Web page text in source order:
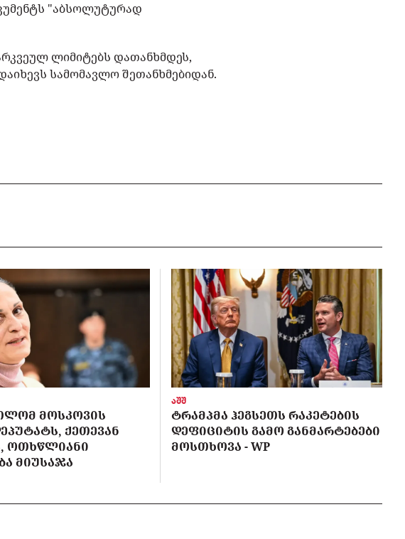
"აბსოლუტურად
ლიმიტებს დათანხმდეს,
სამომავლო შეთანხმებიდან.
ᲛᲝᲡᲙᲝᲕᲘᲡ
ᲥᲔᲗᲔᲕᲐᲜ
ᲝᲗᲮᲬᲚᲘᲐᲜᲘ
ᲛᲘᲣᲡᲐᲯᲐ
აშშ
ᲢᲠᲐᲛᲞᲛᲐ ᲰᲔᲒᲡᲔᲗᲡ ᲠᲐᲙᲔᲢᲔᲑᲘᲡ
ᲓᲔᲤᲘᲪᲘᲢᲘᲡ ᲒᲐᲛᲝ ᲒᲐᲜᲛᲐᲠᲢᲔᲑᲔᲑᲘ
ᲛᲝᲡᲗᲮᲝᲕᲐ - WP